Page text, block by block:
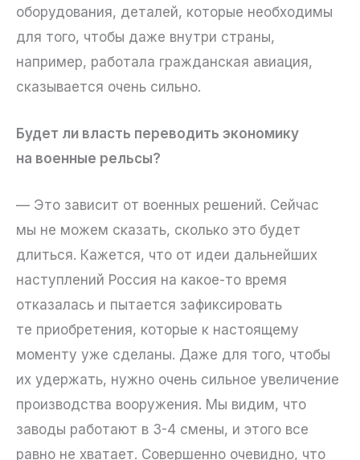
оборудования, деталей, которые необходимы
для того, чтобы даже внутри страны,
например, работала гражданская авиация,
сказывается очень сильно.
Будет ли власть переводить экономику
на военные рельсы?
— Это зависит от военных решений. Сейчас
мы не можем сказать, сколько это будет
длиться. Кажется, что от идеи дальнейших
наступлений Россия на какое-то время
отказалась и пытается зафиксировать
те приобретения, которые к настоящему
моменту уже сделаны. Даже для того, чтобы
их удержать, нужно очень сильное увеличение
производства вооружения. Мы видим, что
заводы работают в 3-4 смены, и этого все
равно не хватает. Совершенно очевидно, что